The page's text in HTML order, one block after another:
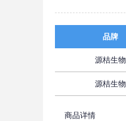
品牌
源桔生物
源桔生物
商品详情